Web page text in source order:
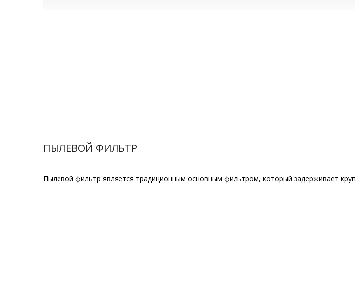
ПЫЛЕВОЙ ФИЛЬТР
Пылевой фильтр является традиционным основным фильтром, который задерживает